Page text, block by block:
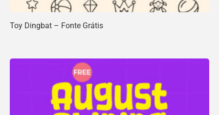
Toy Dingbat – Fonte Grátis